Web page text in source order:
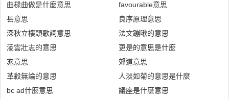
曲樑曲做是什麼意思
镸意思
深秋立樓頭歌詞意思
淩雲壯志的意思
宨意思
革殺無論的意思
bc ad什麼意思
favourable意思
良序原理意思
法文蹦啾的意思
更是的意思是什麼
郊道意思
人淡如菊的意思是什麼
議座是什麼意思